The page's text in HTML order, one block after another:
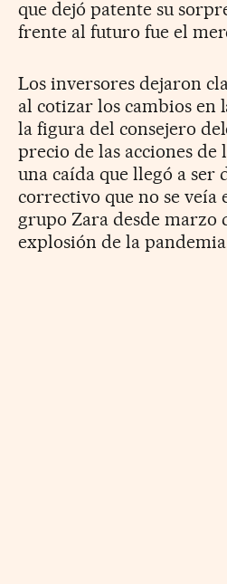
que dejó patente su
frente al futuro fue el
Los inversores dejaron
al cotizar los cambios en
la figura del consejero
precio de las acciones de
una caída que llegó a ser
correctivo que no se veía
grupo Zara desde marzo
explosión de la